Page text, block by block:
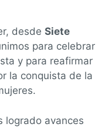
, desde Siete
para celebrar
y para reafirmar
la conquista de la
.
logrado avances